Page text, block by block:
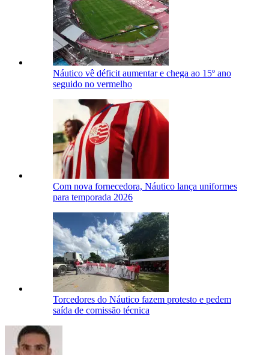
Náutico vê déficit aumentar e chega ao 15º ano
seguido no vermelho
Com nova fornecedora, Náutico lança uniformes
para temporada 2026
Torcedores do Náutico fazem protesto e pedem
saída de comissão técnica